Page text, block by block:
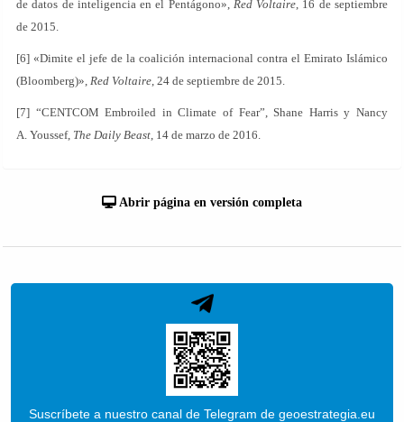
de datos de inteligencia en el Pentágono», Red Voltaire, 16 de septiembre
de 2015.
[6] «Dimite el jefe de la coalición internacional contra el Emirato Islámico
(Bloomberg)», Red Voltaire, 24 de septiembre de 2015.
[7] “CENTCOM Embroiled in Climate of Fear”, Shane Harris y Nancy
A. Youssef, The Daily Beast, 14 de marzo de 2016.
Abrir página en versión completa
Suscríbete a nuestro canal de Telegram de geoestrategia.eu